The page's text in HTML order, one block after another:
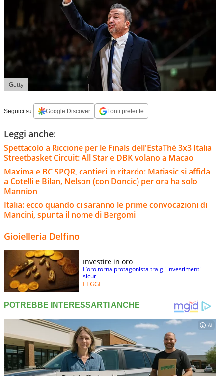
Getty
Seguici su: Google Discover Fonti preferite
Leggi anche:
Spettacolo a Riccione per le Finals dell'EstaThé 3x3 Italia
Streetbasket Circuit: All Star e DBK volano a Macao
Maxima e BC SPQR, cantieri in ritardo: Matiasic si affida
a Cotelli e Bilan, Nelson (con Doncic) per ora ha solo
Mannion
Italia: ecco quando ci saranno le prime convocazioni di
Mancini, spunta il nome di Bergomi
Gioielleria Delfino
Investire in oro
L’oro torna protagonista tra gli investimenti
sicuri
LEGGI